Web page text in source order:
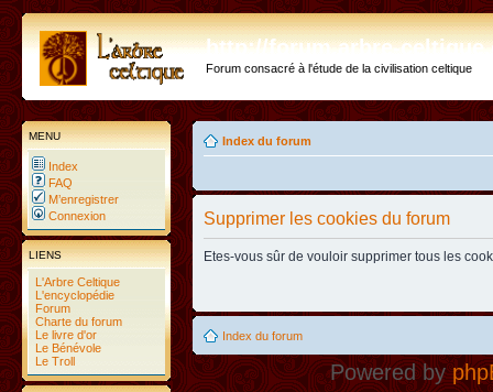
http://forum.arbre-
Forum consacré à l'étude de la civilisation celtique
MENU
Index
FAQ
M’enregistrer
Connexion
LIENS
L'Arbre Celtique
L'encyclopédie
Forum
Charte du forum
Le livre d'or
Le Bénévole
Le Troll
Index du forum
Supprimer les cookies du forum
Etes-vous sûr de vouloir supprimer tous les
Index du forum
Powered by